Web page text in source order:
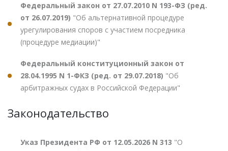
Федеральный закон от 27.07.2010 N 193-ФЗ (ред.
от 26.07.2019) "Об альтернативной процедуре
урегулирования споров с участием посредника
(процедуре медиации)"
Федеральный конституционный закон от
28.04.1995 N 1-ФКЗ (ред. от 29.07.2018) "Об
арбитражных судах в Российской Федерации"
Законодательство
Указ Президента РФ от 12.05.2026 N 313 "О